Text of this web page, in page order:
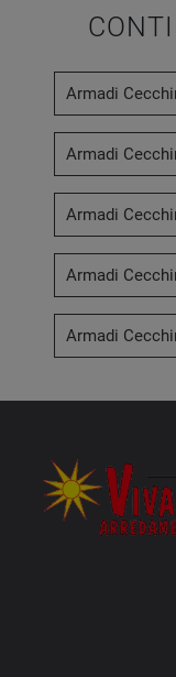
Armadi
Armadi
Armadi
Armadi
Armadi